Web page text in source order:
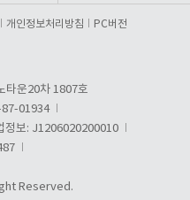
개인정보처리방침 PC버전
타운20차 1807호
87-01934
정보: J1206020200010
Reserved.